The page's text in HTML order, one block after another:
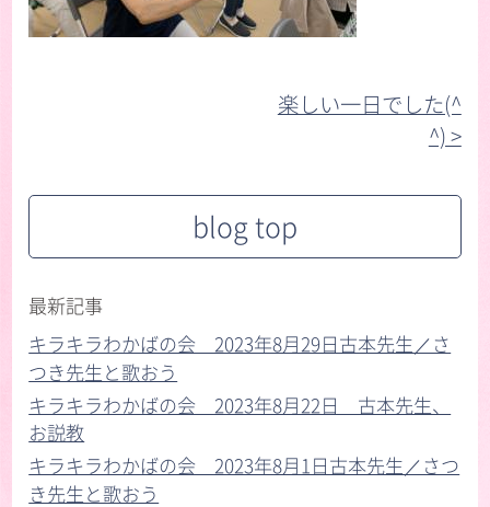
楽しい一日でした(^
^) >︎
blog top
最新記事
キラキラわかばの会 2023年8月29日古本先生／さ
つき先生と歌おう
キラキラわかばの会 2023年8月22日 古本先生、
お説教
キラキラわかばの会 2023年8月1日古本先生／さつ
き先生と歌おう